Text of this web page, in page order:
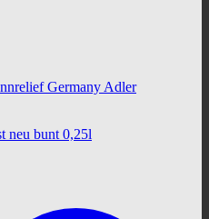
Germany Adler